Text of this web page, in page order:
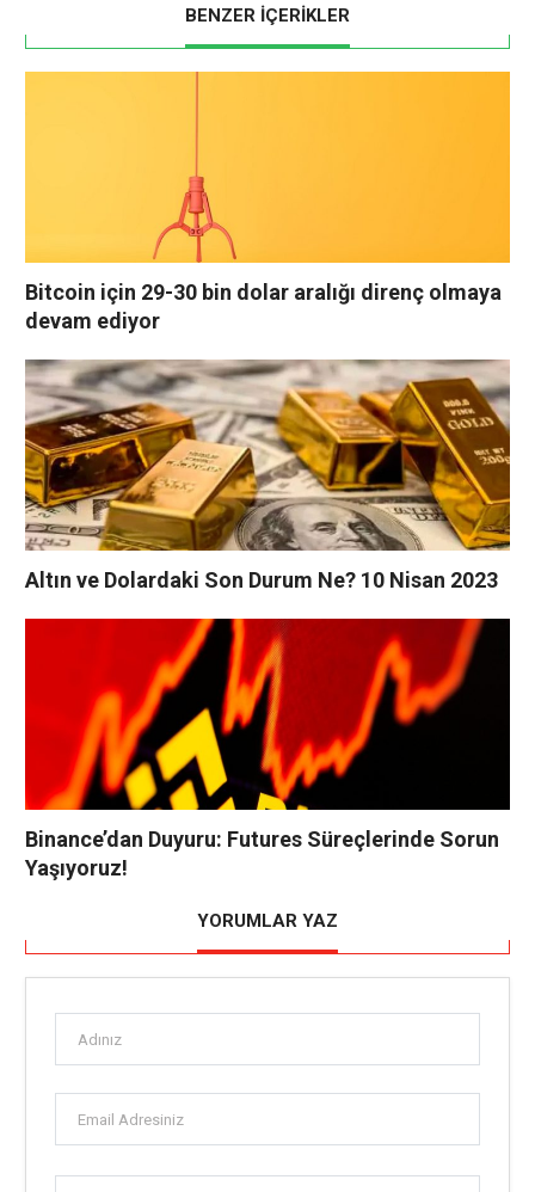
BENZER İÇERİKLER
Bitcoin için 29-30 bin dolar aralığı direnç olmaya
devam ediyor
Altın ve Dolardaki Son Durum Ne? 10 Nisan 2023
Binance’dan Duyuru: Futures Süreçlerinde Sorun
Yaşıyoruz!
YORUMLAR YAZ